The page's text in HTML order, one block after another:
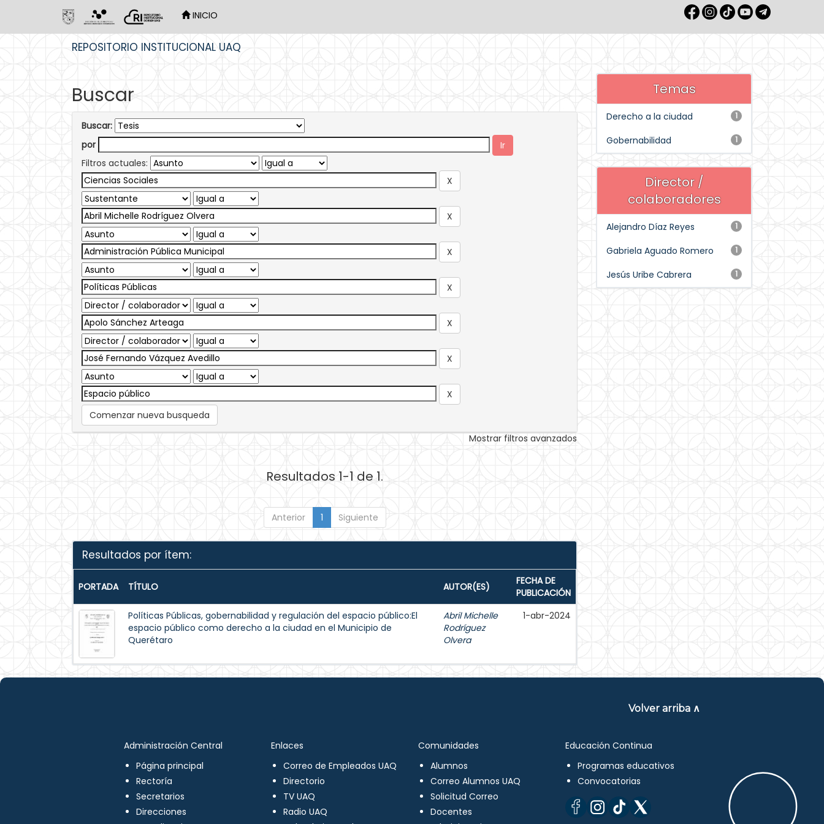
INICIO
REPOSITORIO INSTITUCIONAL UAQ
Buscar
Buscar:
por
Filtros actuales:
Comenzar nueva busqueda
Mostrar filtros avanzados
Resultados 1-1 de 1.
Anterior 1 Siguiente
Resultados por ítem:
PORTADA TÍTULO AUTOR(ES)
FECHA DE
PUBLICACIÓN
Políticas Públicas, gobernabilidad y regulación del espacio público:El
espacio público como derecho a la ciudad en el Municipio de
Querétaro
Abril Michelle
Rodríguez
Olvera
1-abr-2024
Temas
1
Derecho a la ciudad
1
Gobernabilidad
Director /
colaboradores
1
Alejandro Díaz Reyes
1
Gabriela Aguado Romero
1
Jesús Uribe Cabrera
Volver arriba ∧
Administración Central
Página principal
Rectoría
Secretarios
Direcciones
Enlaces
Correo de Empleados UAQ
Directorio
TV UAQ
Radio UAQ
Comunidades
Alumnos
Correo Alumnos UAQ
Solicitud Correo
Docentes
Educación Continua
Programas educativos
Convocatorias